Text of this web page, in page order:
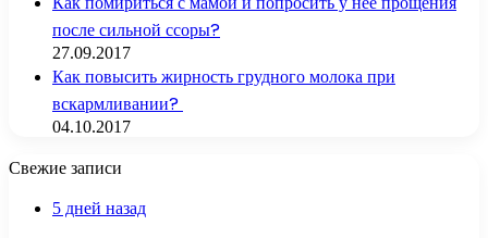
после сильной ссоры?
27.09.2017
Как повысить жирность грудного молока при
вскармливании?
04.10.2017
Свежие записи
5 дней назад